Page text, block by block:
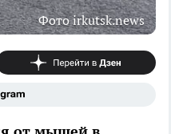
Фото irkutsk.news